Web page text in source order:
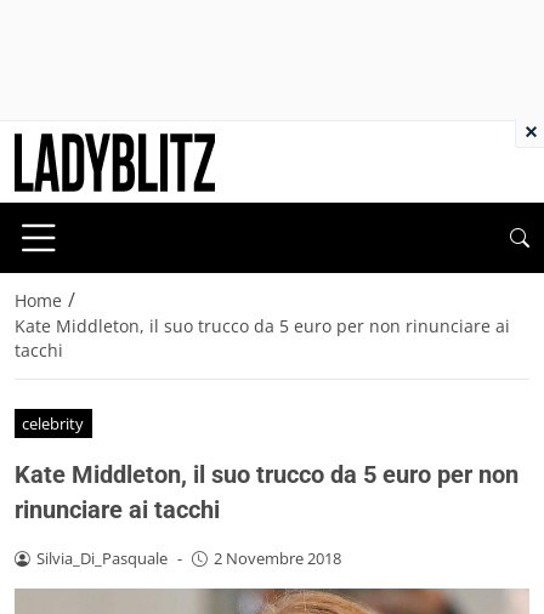
Home /
Kate Middleton, il suo trucco da 5 euro per non rinunciare ai
tacchi
celebrity
Kate Middleton, il suo trucco da 5 euro per non
rinunciare ai tacchi
Silvia_Di_Pasquale - 2 Novembre 2018
×